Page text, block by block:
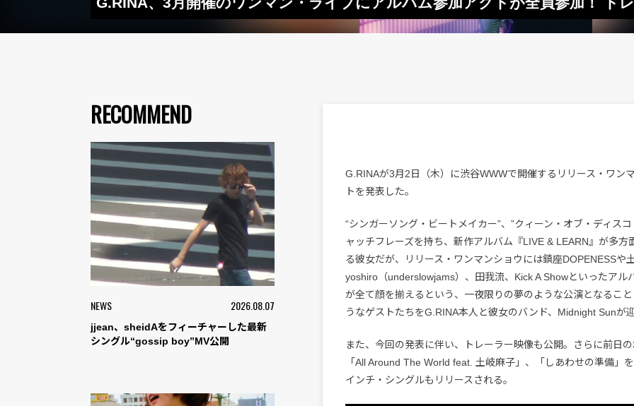
RECOMMEND
NEWS 2026.08.07
jjean、sheidAをフィーチャーした最新
シングル“gossip boy”MV公開
G.RINAが3月2日（木）に渋谷WWWで開催するリリース・ワン
トを発表した。
“シンガーソング・ビートメイカー”、”クィーン・オブ・ディス
ャッチフレーズを持ち、新作アルバム『LIVE & LEARN』が多方
る彼女だが、リリース・ワンマンショウには鎮座DOPENESSや
yoshiro（underslowjams）、田我流、Kick A Showといったアル
が全て顔を揃えるという、一夜限りの夢のような公演となるこ
うなゲストたちをG.RINA本人と彼女のバンド、Midnight Sunが
また、今回の発表に伴い、トレーラー映像も公開。さらに前日
「All Around The World feat. 土岐麻子」、「しあわせの準備」
インチ・シングルもリリースされる。